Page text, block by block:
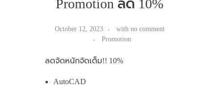
Promotion ลด 10%
October 12, 2023 with no comment
Promotion
ลดจัดหนักจัดเต็ม!! 10%
AutoCAD